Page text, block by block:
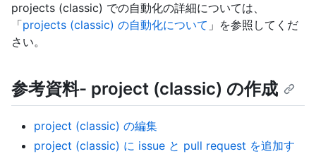
projects (classic) での自動化の詳細については、
「projects (classic) の自動化について 」を参照してくだ
さい。
参考資料- project (classic) の作成
project (classic) の編集
project (classic) に issue と pull request を追加す